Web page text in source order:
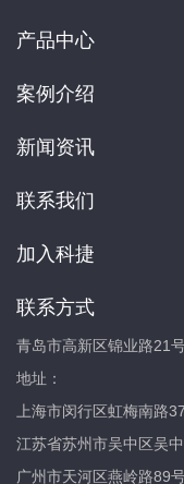
产品中心
案例介绍
新闻资讯
联系我们
加入科捷
联系方式
青岛市高新区锦业路21
地址：
上海市闵行区虹梅南路
江苏省苏州市吴中区吴
广州市天河区燕岭路89